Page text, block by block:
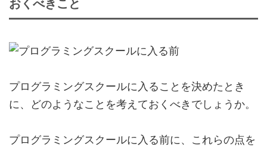
おくべきこと
プログラミングスクールに入ることを決めたとき
に、どのようなことを考えておくべきでしょうか。
プログラミングスクールに入る前に、これらの点を